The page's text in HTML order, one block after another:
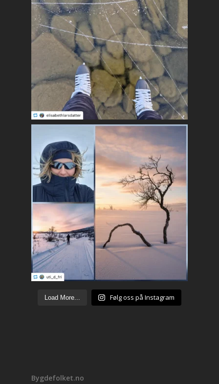
Load More... Følg oss på Instagram
Bygdefolket.no